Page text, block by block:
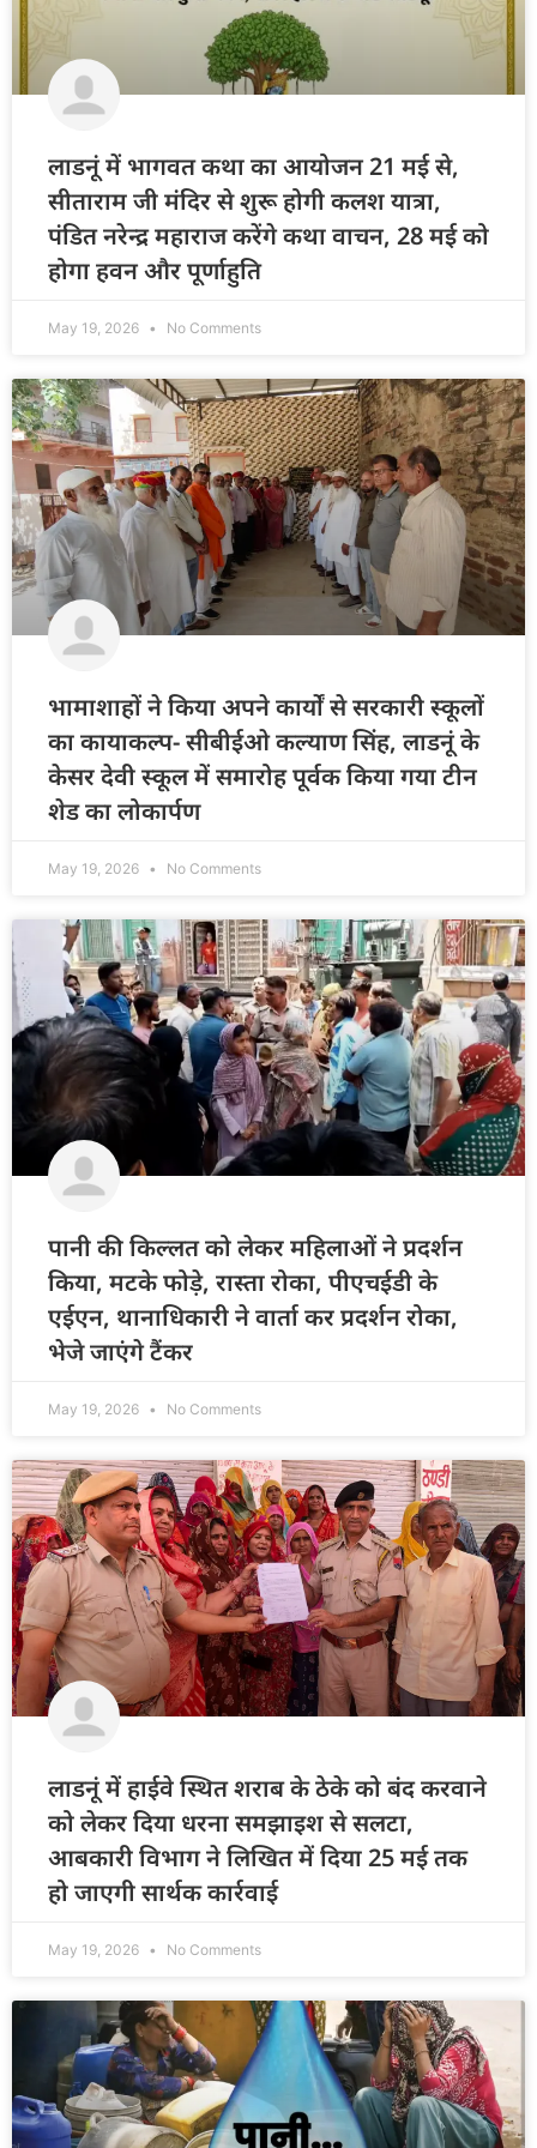
लाडनूं में भागवत कथा का आयोजन 21 मई से,
सीताराम जी मंदिर से शुरू होगी कलश यात्रा,
पंडित नरेन्द्र महाराज करेंगे कथा वाचन, 28 मई को
होगा हवन और पूर्णाहुति
May 19, 2026 No Comments
भामाशाहों ने किया अपने कार्यों से सरकारी स्कूलों
का कायाकल्प- सीबीईओ कल्याण सिंह, लाडनूं के
केसर देवी स्कूल में समारोह पूर्वक किया गया टीन
शेड का लोकार्पण
May 19, 2026 No Comments
पानी की किल्लत को लेकर महिलाओं ने प्रदर्शन
किया, मटके फोड़े, रास्ता रोका, पीएचईडी के
एईएन, थानाधिकारी ने वार्ता कर प्रदर्शन रोका,
भेजे जाएंगे टैंकर
May 19, 2026 No Comments
लाडनूं में हाईवे स्थित शराब के ठेके को बंद करवाने
को लेकर दिया धरना समझाइश से सलटा,
आबकारी विभाग ने लिखित में दिया 25 मई तक
हो जाएगी सार्थक कार्रवाई
May 19, 2026 No Comments